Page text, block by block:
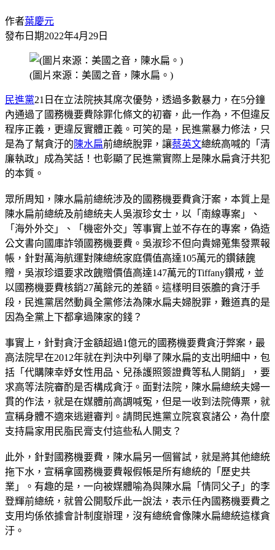
作者葉慶元
發布日期2022年4月29日
(圖片來源：美國之音，陳水扁。)
民進黨21日在立法院挾其席次優勢，透過多數暴力，在5分鐘
內通過了國務機要費除罪化條文的初審，此一作為，不但違反
程序正義，更違反實體正義。可笑的是，民進黨暴力修法，只
是為了幫貪汙的 陳水扁前總統脫罪，讓蔡英文總統高喊的「清
廉執政」成為笑話！也彰顯了民進黨實際上是陳水扁貪汙共犯
的本質。
眾所周知，陳水扁前總統涉及的國務機要費貪汙案，本質上是
陳水扁前總統及前總統夫人吳淑珍女士，以「南線專案」、
「海外外交」、「機密外交」等事實上並不存在的專案，偽造
公文書向國庫詐領國務機要費。吳淑珍不但向貴婦蒐集發票報
帳，針對萬海航運對陳總統家庭價值高達105萬元的鑽錶餽
贈，吳淑珍還要求改餽贈價值高達147萬元的Tiffany鑽戒，並
以國務機要費核銷27萬餘元的差額。這樣明目張膽的貪汙手
段，民進黨居然動員全黨修法為陳水扁夫婦脫罪，難道真的是
因為全黨上下都拿過陳家的錢？
事實上，針對貪汙金額超過1億元的國務機要費貪汙弊案，最
高法院早在2012年就在判決中列舉了陳水扁的支出明細中，包
括「代購陳幸妤女性用品、兒孫護照簽證費等私人開銷」，要
求高等法院審酌是否構成貪汙。面對法院，陳水扁總統夫婦一
貫的作法，就是在媒體前高調喊冤，但是一收到法院傳票，就
宣稱身體不適來逃避審判。請問民進黨立院袞袞諸公，為什麼
支持扁家用民脂民膏支付這些私人開支？
此外，針對國務機要費，陳水扁另一個嘗試，就是將其他總統
拖下水，宣稱拿國務機要費報假帳是所有總統的「歷史共
業」。有趣的是，一向被媒體喻為與陳水扁「情同父子」的李
登輝前總統，就曾公開駁斥此一說法，表示任內國務機要費之
支用均係依據會計制度辦理，沒有總統會像陳水扁總統這樣貪
汙。